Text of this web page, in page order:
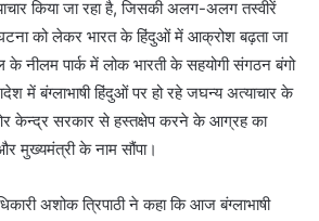
किया जा रहा है, जिसकी अलग-अलग तस्वीरें
को लेकर भारत के हिंदुओं में आक्रोश बढ़ता जा
के नीलम पार्क में लोक भारती के सहयोगी संगठन बंगो
में बंग्लाभाषी हिंदुओं पर हो रहे जघन्य अत्याचार के
केन्द्र सरकार से हस्तक्षेप करने के आग्रह का
मुख्यमंत्री के नाम सौंपा।
अशोक त्रिपाठी ने कहा कि आज बंग्लाभाषी